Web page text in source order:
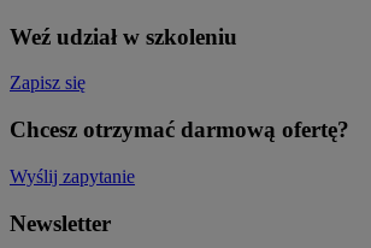
Weź udział w szkoleniu
Zapisz się
Chcesz otrzymać darmową ofertę?
Wyślij zapytanie
Newsletter